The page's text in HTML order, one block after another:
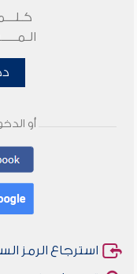
أو
استرجاع الرمز